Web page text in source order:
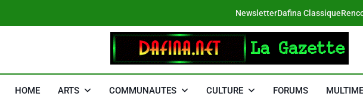
NewsletterDafina Classique
DAFINA
HOME ARTS COMMUNAUTES CULTURE FORUMS